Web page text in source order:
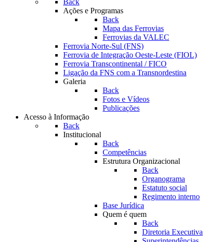
Back
Ações e Programas
Back
Mapa das Ferrovias
Ferrovias da VALEC
Ferrovia Norte-Sul (FNS)
Ferrovia de Integração Oeste-Leste (FIOL)
Ferrovia Transcontinental / FICO
Ligação da FNS com a Transnordestina
Galeria
Back
Fotos e Vídeos
Publicações
Acesso à Informação
Back
Institucional
Back
Competências
Estrutura Organizacional
Back
Organograma
Estatuto social
Regimento interno
Base Jurídica
Quem é quem
Back
Diretoria Executiva